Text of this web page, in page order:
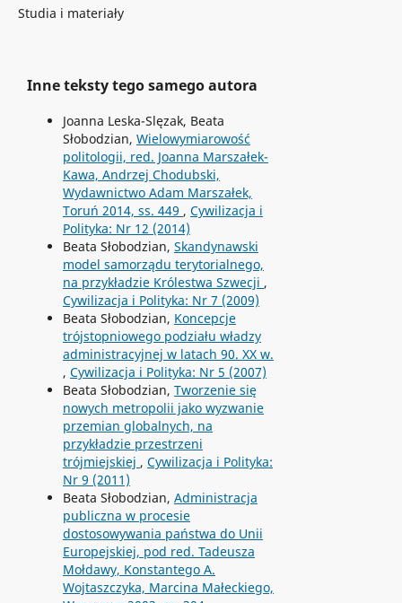
Studia i materiały
Inne teksty tego samego autora
Joanna Leska-Slęzak, Beata
Słobodzian, Wielowymiarowość
politologii, red. Joanna Marszałek-
Kawa, Andrzej Chodubski,
Wydawnictwo Adam Marszałek,
Toruń 2014, ss. 449 , Cywilizacja i
Polityka: Nr 12 (2014)
Beata Słobodzian, Skandynawski
model samorządu terytorialnego,
na przykładzie Królestwa Szwecji ,
Cywilizacja i Polityka: Nr 7 (2009)
Beata Słobodzian, Koncepcje
trójstopniowego podziału władzy
administracyjnej w latach 90. XX w.
, Cywilizacja i Polityka: Nr 5 (2007)
Beata Słobodzian, Tworzenie się
nowych metropolii jako wyzwanie
przemian globalnych, na
przykładzie przestrzeni
trójmiejskiej , Cywilizacja i Polityka:
Nr 9 (2011)
Beata Słobodzian, Administracja
publiczna w procesie
dostosowywania państwa do Unii
Europejskiej, pod red. Tadeusza
Mołdawy, Konstantego A.
Wojtaszczyka, Marcina Małeckiego,